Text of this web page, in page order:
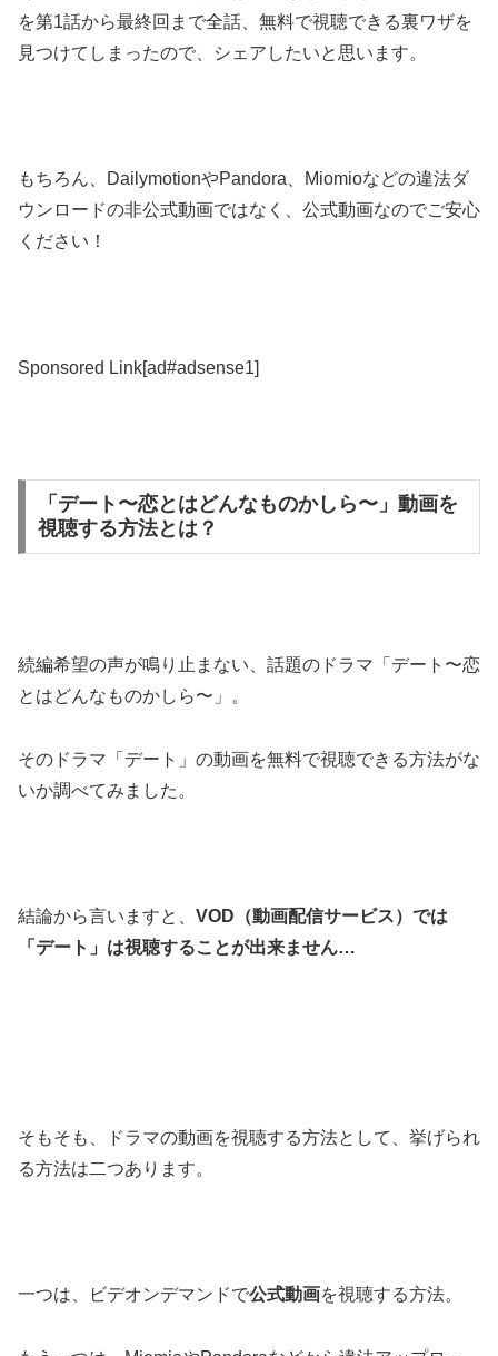
を第1話から最終回まで全話、無料で視聴できる裏ワザを
見つけてしまったので、シェアしたいと思います。
もちろん、DailymotionやPandora、Miomioなどの違法ダ
ウンロードの非公式動画ではなく、公式動画なのでご安心
ください！
Sponsored Link[ad#adsense1]
「デート〜恋とはどんなものかしら〜」動画を
視聴する方法とは？
続編希望の声が鳴り止まない、話題のドラマ「デート〜恋
とはどんなものかしら〜」。
そのドラマ「デート」の動画を無料で視聴できる方法がな
いか調べてみました。
結論から言いますと、 VOD（動画配信サービス）では
「デート」は視聴することが出来ません…
そもそも、ドラマの動画を視聴する方法として、挙げられ
る方法は二つあります。
一つは、ビデオンデマンドで公式動画を視聴する方法。